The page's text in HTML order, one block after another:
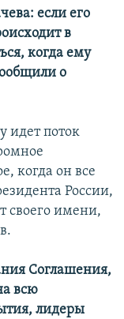
если его
в
когда ему
о
идет поток
когда он все
России,
своего имени,
Соглашения,
всю
лидеры